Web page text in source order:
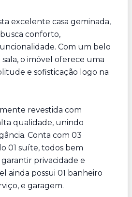
excelente casa geminada,
conforto,
Com um belo
o imóvel oferece uma
e sofisticação logo na
revestida com
qualidade, unindo
Conta com 03
01 suíte, todos bem
privacidade e
ainda possui 01 banheiro
e garagem.